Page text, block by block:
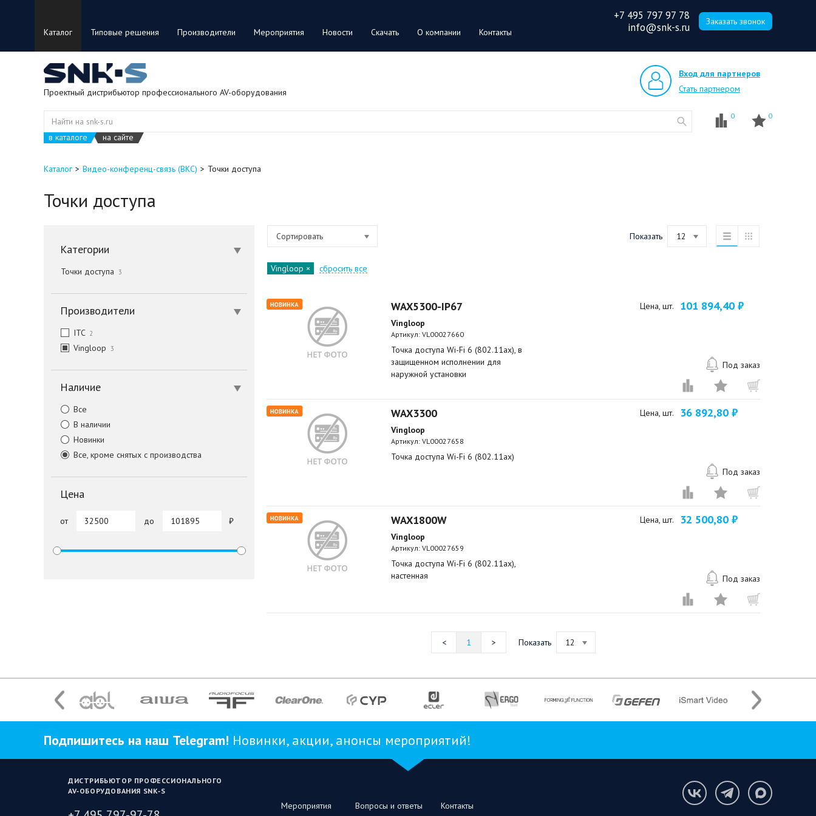
Каталог Типовые решения Производители Мероприятия Новости Скачать О компании Контакты
+7 495 797 97 78
info@snk-s.ru
Заказать звонок
Проектный дистрибьютор профессионального AV-оборудования
Вход для партнеров
Стать партнером
в каталоге на сайте
0 0
Каталог Видео-конференц-связь (ВКС) Точки доступа
Точки доступа
Категории
Точки доступа 3
Производители
ITC 2
Vingloop 3
Наличие
Все
В наличии
Новинки
Все, кроме снятых с производства
Цена
от до
Сортировать Показать 12
Vingloop сбросить все
WAX5300-IP67
Vingloop
Артикул: VL00027660
Точка доступа Wi-Fi 6 (802.11ax), в
защищенном исполнении для
наружной установки
Цена, шт. 101 894,40 ₽
Под заказ
WAX3300
Vingloop
Артикул: VL00027658
Точка доступа Wi-Fi 6 (802.11ax)
Цена, шт. 36 892,80 ₽
Под заказ
WAX1800W
Vingloop
Артикул: VL00027659
Точка доступа Wi-Fi 6 (802.11ax),
настенная
Цена, шт. 32 500,80 ₽
Под заказ
1 Показать 12
Подпишитесь на наш Telegram! Новинки, акции, анонсы мероприятий!
ДИСТРИБЬЮТОР ПРОФЕССИОНАЛЬНОГО
AV‑ОБОРУДОВАНИЯ SNK‑S
Мероприятия Вопросы и ответы Контакты